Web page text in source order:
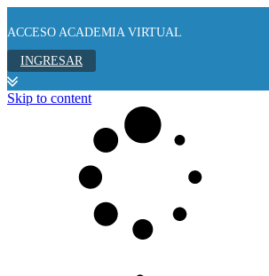
ACCESO ACADEMIA VIRTUAL
INGRESAR
Skip to content